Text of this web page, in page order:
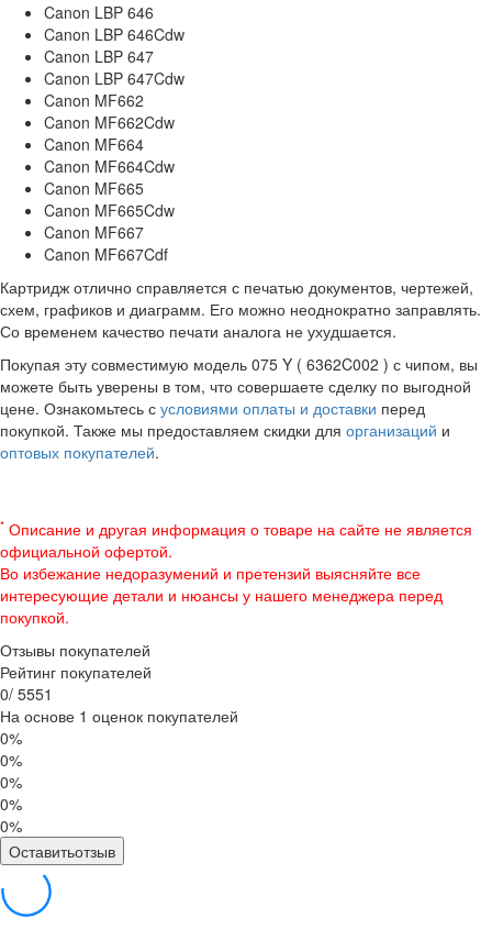
Canon LBP 646
Canon LBP 646Cdw
Canon LBP 647
Canon LBP 647Cdw
Canon MF662
Canon MF662Cdw
Canon MF664
Canon MF664Cdw
Canon MF665
Canon MF665Cdw
Canon MF667
Canon MF667Cdf
Картридж отлично справляется с печатью документов, чертежей,
схем, графиков и диаграмм. Его можно неоднократно заправлять.
Со временем качество печати аналога не ухудшается.
Покупая эту совместимую модель 075 Y ( 6362C002 ) с чипом, вы
можете быть уверены в том, что совершаете сделку по выгодной
цене. Ознакомьтесь с условиями оплаты и доставки перед
покупкой. Также мы предоставляем скидки для организаций и
оптовых покупателей.
* Описание и другая информация о товаре на сайте не является
официальной офертой.
Во избежание недоразумений и претензий выясняйте все
интересующие детали и нюансы у нашего менеджера перед
покупкой.
Отзывы покупателей
Рейтинг покупателей
0/ 5551
На основе 1 оценок покупателей
0%
0%
0%
0%
0%
Оставитьотзыв